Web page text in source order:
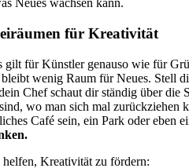
Neues wachsen kann.
für Kreativität
für Künstler genauso wie für
wenig Raum für Neues. Stell
Chef schaut dir ständig über
wo man sich mal zurückziehen
Café sein, ein Park oder eben
Kreativität zu fördern: